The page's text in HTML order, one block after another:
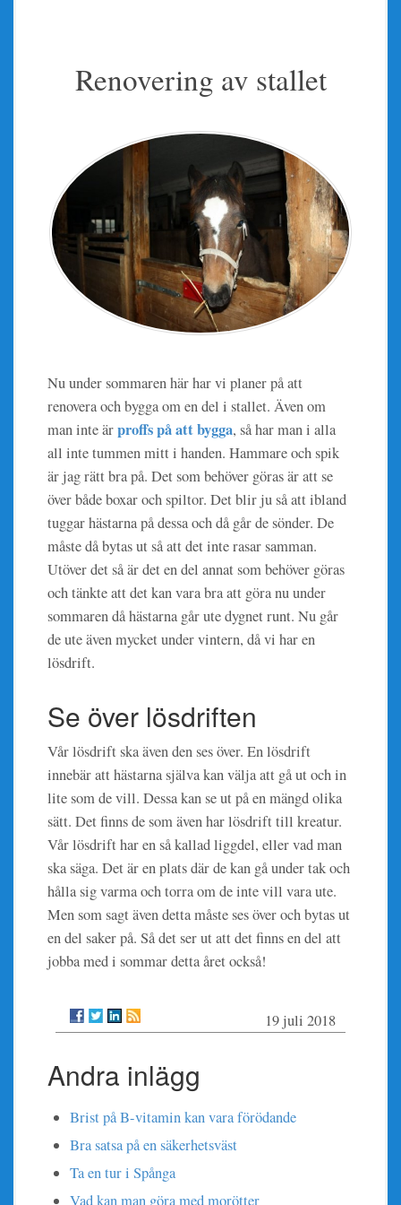
Renovering av stallet
Nu under sommaren här har vi planer på att
renovera och bygga om en del i stallet. Även om
man inte ärproffs på att bygga, så har man i alla
all inte tummen mitt i handen. Hammare och spik
är jag rätt bra på. Det som behöver göras är att se
över både boxar och spiltor. Det blir ju så att ibland
tuggar hästarna på dessa och då går de sönder. De
måste då bytas ut så att det inte rasar samman.
Utöver det så är det en del annat som behöver göras
och tänkte att det kan vara bra att göra nu under
sommaren då hästarna går ute dygnet runt. Nu går
de ute även mycket under vintern, då vi har en
lösdrift.
Se över lösdriften
Vår lösdrift ska även den ses över. En lösdrift
innebär att hästarna själva kan välja att gå ut och in
lite som de vill. Dessa kan se ut på en mängd olika
sätt. Det finns de som även har lösdrift till kreatur.
Vår lösdrift har en så kallad liggdel, eller vad man
ska säga. Det är en plats där de kan gå under tak och
hålla sig varma och torra om de inte vill vara ute.
Men som sagt även detta måste ses över och bytas ut
en del saker på. Så det ser ut att det finns en del att
jobba med i sommar detta året också!
19 juli 2018
Andra inlägg
Brist på B-vitamin kan vara förödande
Bra satsa på en säkerhetsväst
Ta en tur i Spånga
Vad kan man göra med morötter